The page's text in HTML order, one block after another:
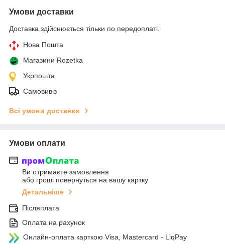
Умови доставки
Доставка здійснюється тільки по передоплаті.
Нова Пошта
Магазини Rozetka
Укрпошта
Самовивіз
Всі умови доставки
Умови оплати
Ви отримаєте замовлення
або гроші повернуться на вашу картку
Детальніше
Післяплата
Оплата на рахунок
Онлайн-оплата карткою Visa, Mastercard - LiqPay